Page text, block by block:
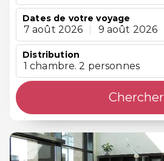
Dates de votre voyage
7 août 2026 9 août 2026
Distribution
1 chambre. 2 personnes
Chercher